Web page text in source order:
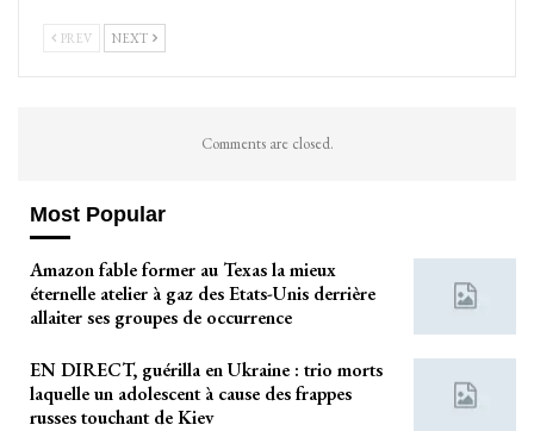
PREV NEXT
Comments are closed.
Most Popular
Amazon fable former au Texas la mieux
éternelle atelier à gaz des Etats-Unis derrière
allaiter ses groupes de occurrence
EN DIRECT, guérilla en Ukraine : trio morts
laquelle un adolescent à cause des frappes
russes touchant de Kiev